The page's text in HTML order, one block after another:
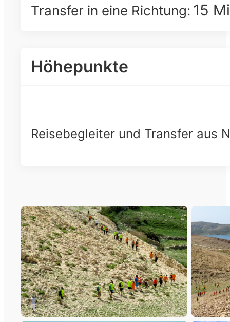
Transfer in eine Richtung: 15
Höhepunkte
Reisebegleiter und Transfer aus